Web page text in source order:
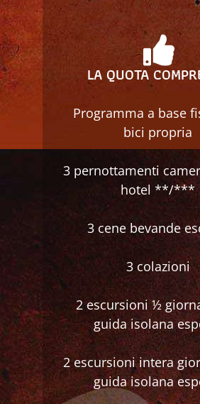
LA QUOTA
Programma a base
bici propria
3 pernottamenti
hotel **/***
3 cene bevande
3 colazioni
2 escursioni ½
guida isolana
2 escursioni intera
guida isolana